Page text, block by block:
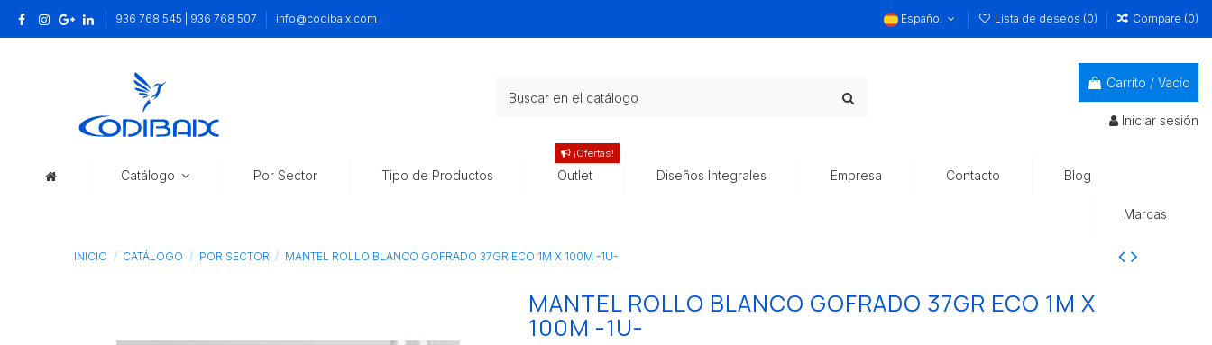
936 768 545 | 936 768 507 info@codibaix.com Español Lista de deseos (0) Compare (0)
Carrito / Vacío
Iniciar sesión
Catálogo Por Sector Tipo de Productos Outlet
¡Ofertas!
Diseños Integrales Empresa Contacto Blog
Marcas
INICIO CATÁLOGO POR SECTOR MANTEL ROLLO BLANCO GOFRADO 37GR ECO 1M X 100M -1U-
MANTEL ROLLO BLANCO GOFRADO 37GR ECO 1M X
100M -1U-